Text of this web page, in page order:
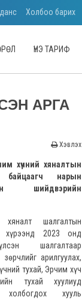
Холбоо барих
ҮНЭ ТАРИФ
АРГА
Хэвлэх
хүчний хяналтын
байцаагч нарын
шийдвэрийн
хяналт шалгалтын
хүрээнд 2023 онд
шалгалтаар
арилгуулах,
тухай, Эрчим хүч
тухай хуулиуд
хууль